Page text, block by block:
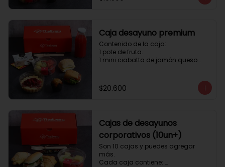
1 sobre de té y café
Caja desayuno premium
Contenido de la caja:
1 pote de fruta.
1 mini ciabatta de jamón queso
1 mini muffin
1 cheesecake
$20.600
Cajas de desayunos
corporativos (10un+)
Son 10 cajas y puedes agregar
más.
Cada caja contiene: